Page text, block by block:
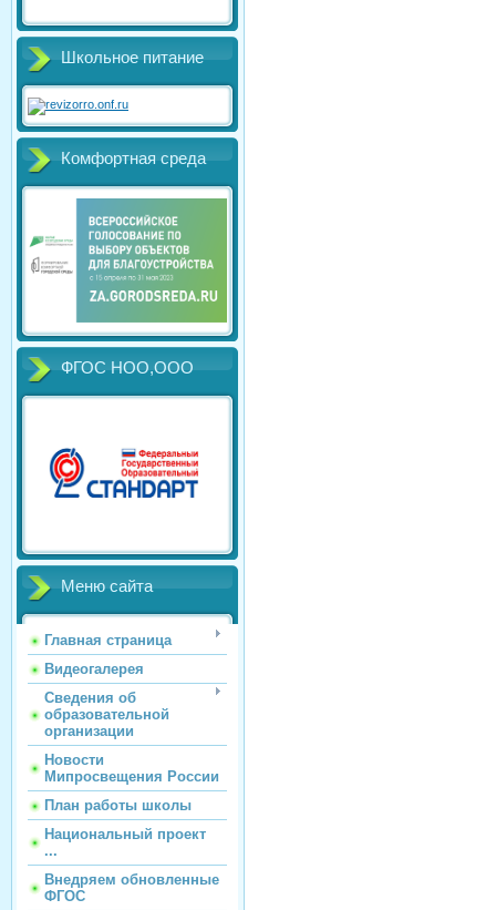
Школьное питание
Комфортная среда
ФГОС НОО,ООО
Меню сайта
Главная страница
Видеогалерея
Сведения об
образовательной
организации
Новости
Мипросвещения России
План работы школы
Национальный проект
...
Внедряем обновленные
ФГОС